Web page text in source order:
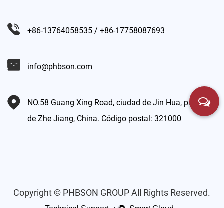
+86-13764058535 / +86-17758087693
info@phbson.com
NO.58 Guang Xing Road, ciudad de Jin Hua, provincia
de Zhe Jiang, China. Código postal: 321000
Copyright © PHBSON GROUP All Rights Reserved.